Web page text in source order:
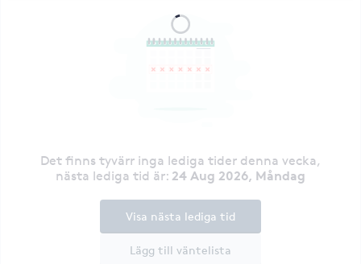
Det finns tyvärr inga lediga tider denna vecka,
nästa lediga tid är: 24 Aug 2026, Måndag
Lägg till väntelista
Visa nästa lediga tid